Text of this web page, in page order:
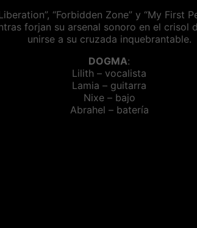
“Forbidden Zone” y “My
forjan su arsenal sonoro en el crisol
unirse a su cruzada inquebrantable.
DOGMA:
Lilith – vocalista
Lamia – guitarra
Nixe – bajo
Abrahel – batería